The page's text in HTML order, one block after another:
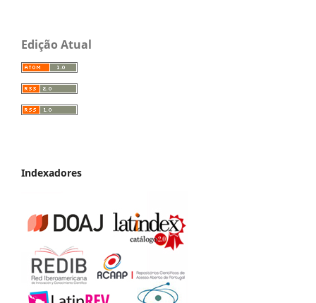
Edição Atual
Indexadores